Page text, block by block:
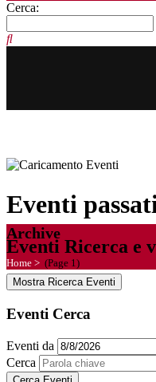
Cerca:
Archive
Home > (Page 1)
Eventi
Eventi Ricerca e
Mostra Ricerca Eventi
Eventi Cerca
Eventi da
Cerca